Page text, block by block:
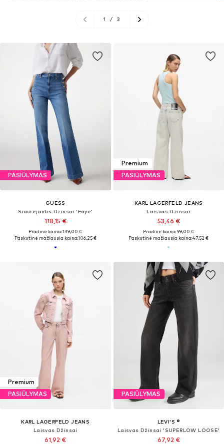
PASIŪLYMAS
GUESS
Siaurėjantis Džinsai 'Faye'
118,15 €
Pradinė kaina: 139,00 €
Paskutinė mažiausia kaina:106,25 €
Premium
PASIŪLYMAS
KARL LAGERFELD JEANS
Laisvas Džinsai
53,46 €
Pradinė kaina: 99,00 €
Paskutinė mažiausia kaina:47,52 €
Premium
PASIŪLYMAS
KARL LAGERFELD JEANS
Laisvas Džinsai
61,92 €
1 / 3
PASIŪLYMAS
LEVI'S ®
Laisvas Džinsai 'SUPERLOW LOOSE'
67,92 €